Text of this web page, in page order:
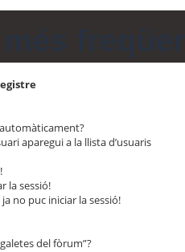
aparegui a la llista d’usuaris
la sessió!
no puc iniciar la sessió!
del fòrum”?